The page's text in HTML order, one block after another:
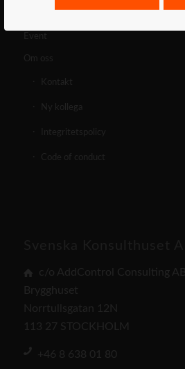
Event
Om oss
Kontakt
Ny kollega
Integritetspolicy
Code of conduct
c/o AddControl Consulting AB
Brygghuset
Norrtullsgatan 12N
113 27 STOCKHOLM
+46 8 638 01 80